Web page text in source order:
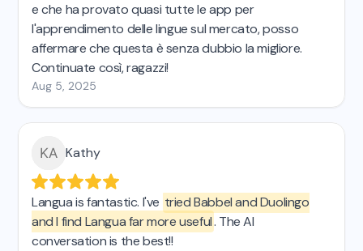
e che ha provato quasi tutte le app per
l'apprendimento delle lingue sul mercato, posso
affermare che questa è senza dubbio la migliore.
Continuate così, ragazzi!
Aug 5, 2025
Kathy
Langua is fantastic. I've tried Babbel and Duolingo
and I find Langua far more useful. The AI
conversation is the best!!